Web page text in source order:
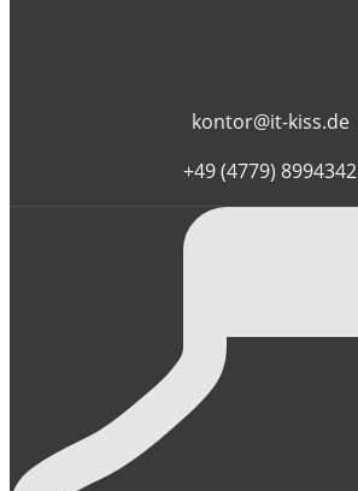
kontor@it-kiss.de
+49 (4779) 8994342